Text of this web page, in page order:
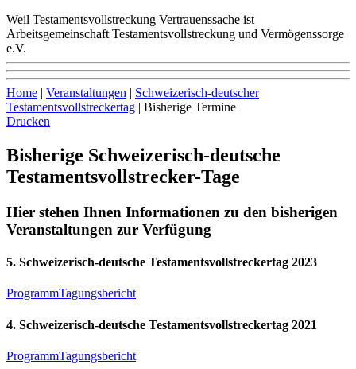
Weil Testamentsvollstreckung Vertrauenssache ist
Arbeitsgemeinschaft Testamentsvollstreckung und Vermögenssorge
e.V.
Home | Veranstaltungen | Schweizerisch-deutscher
Testamentsvollstreckertag | Bisherige Termine
Drucken
Bisherige Schweizerisch-deutsche
Testamentsvollstrecker-Tage
Hier stehen Ihnen Informationen zu den bisherigen
Veranstaltungen zur Verfügung
5. Schweizerisch-deutsche Testamentsvollstreckertag 2023
ProgrammTagungsbericht
4. Schweizerisch-deutsche Testamentsvollstreckertag 2021
ProgrammTagungsbericht